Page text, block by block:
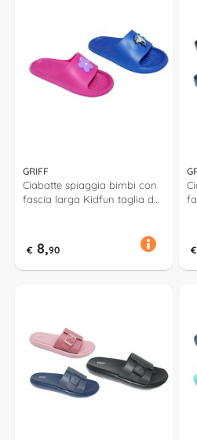
GRIFF
Ciabatte spiaggia bimbi con
fascia larga Kidfun taglia da
€ 8,90 €